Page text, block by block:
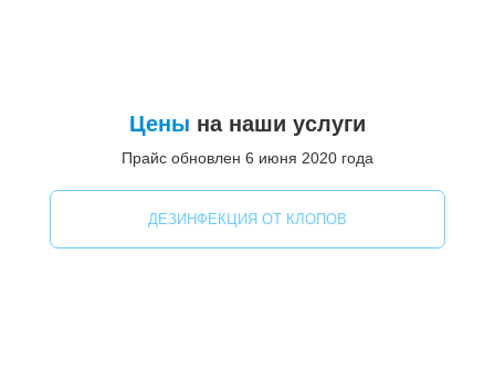
Цены на наши услуги
Прайс обновлен 6 июня 2020 года
ДЕЗИНФЕКЦИЯ ОТ КЛОПОВ